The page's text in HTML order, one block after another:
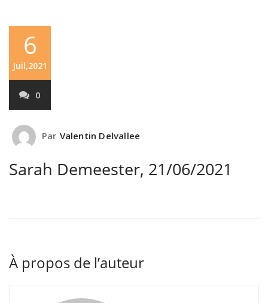
6
Juil,2021
0
Par Valentin Delvallee
Sarah Demeester, 21/06/2021
À propos de l’auteur